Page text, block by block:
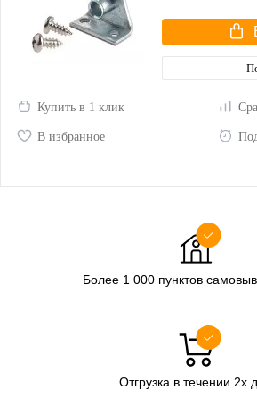
Купить в 1 клик
В избранное
Более 1 000 пунктов
Отгрузка в течении 2х